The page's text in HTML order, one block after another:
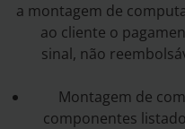
a montagem de
ao cliente o
sinal, não
Montagem de
componentes